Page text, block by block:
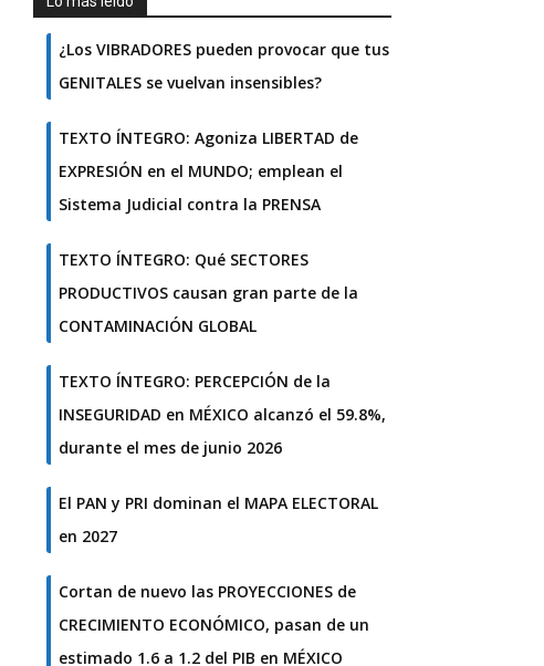
¿Los VIBRADORES pueden provocar que tus
GENITALES se vuelvan insensibles?
TEXTO ÍNTEGRO: Agoniza LIBERTAD de
EXPRESIÓN en el MUNDO; emplean el
Sistema Judicial contra la PRENSA
TEXTO ÍNTEGRO: Qué SECTORES
PRODUCTIVOS causan gran parte de la
CONTAMINACIÓN GLOBAL
TEXTO ÍNTEGRO: PERCEPCIÓN de la
INSEGURIDAD en MÉXICO alcanzó el 59.8%,
durante el mes de junio 2026
El PAN y PRI dominan el MAPA ELECTORAL
en 2027
Cortan de nuevo las PROYECCIONES de
CRECIMIENTO ECONÓMICO, pasan de un
estimado 1.6 a 1.2 del PIB en MÉXICO